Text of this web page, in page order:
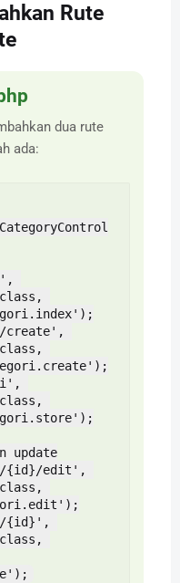
Rute
dua rute
ada:
create',
update
{id}/edit',
{id}',